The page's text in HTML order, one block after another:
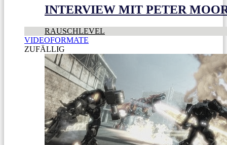
INTERVIEW MIT PETER
RAUSCHLEVEL
VIDEOFORMATE
ZUFÄLLIG